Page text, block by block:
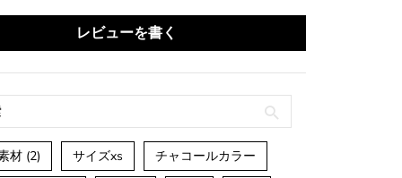
レビューを書く
材 (2) サイズxs チャコールカラー